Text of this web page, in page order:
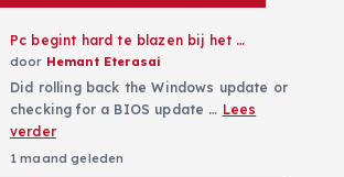
Pc begint hard te blazen bij het …
door Hemant Eterasai
Did rolling back the Windows update or
checking for a BIOS update … Lees
verder
1 maand geleden